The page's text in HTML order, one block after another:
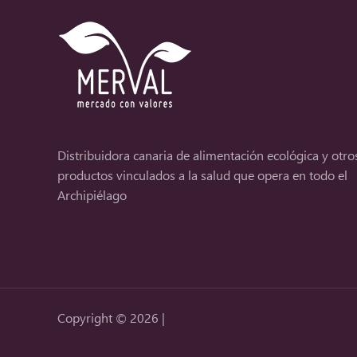
Distribuidora canaria de alimentación ecológica y
productos vinculados a la salud que opera en todo el
Archipiélago
Copyright © 2026 |